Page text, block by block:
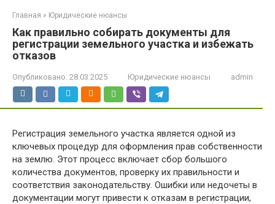
Главная » Юридические нюансы
Как правильно собирать документы для
регистрации земельного участка и избежать
отказов
Опубликовано: 28.03.2025 Юридические нюансы admin
Регистрация земельного участка является одной из
ключевых процедур для оформления прав собственности
на землю. Этот процесс включает сбор большого
количества документов, проверку их правильности и
соответствия законодательству. Ошибки или недочеты в
документации могут привести к отказам в регистрации,